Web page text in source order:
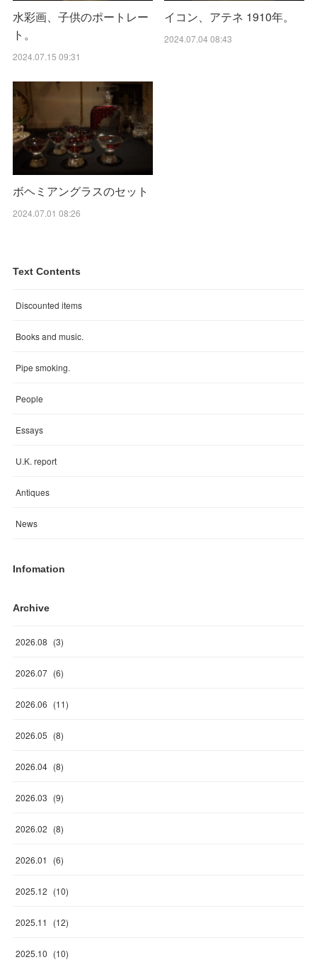
水彩画、子供のポートレー
ト。
2024.07.15 09:31
イコン、アテネ 1910年。
2024.07.04 08:43
ボヘミアングラスのセット
2024.07.01 08:26
Text Contents
Discounted items
Books and music.
Pipe smoking.
People
Essays
U.K. report
Antiques
News
Infomation
Archive
2026.08 (3)
2026.07 (6)
2026.06 (11)
2026.05 (8)
2026.04 (8)
2026.03 (9)
2026.02 (8)
2026.01 (6)
2025.12 (10)
2025.11 (12)
2025.10 (10)